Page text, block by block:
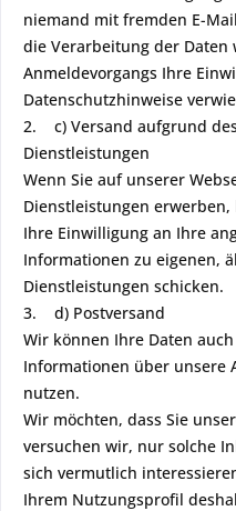
niemand mit fremden E-
die Verarbeitung der Daten
Anmeldevorgangs Ihre
Datenschutzhinweise
2. c) Versand aufgrund
Dienstleistungen
Wenn Sie auf unserer
Dienstleistungen
Ihre Einwilligung an Ihre
Informationen zu eigenen,
Dienstleistungen schicken.
3. d) Postversand
Wir können Ihre Daten
Informationen über unsere
nutzen.
Wir möchten, dass Sie
versuchen wir, nur solche
sich vermutlich
Ihrem Nutzungsprofil